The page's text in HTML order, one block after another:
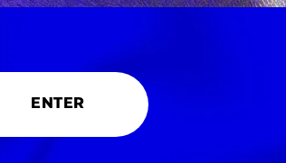
ENTER